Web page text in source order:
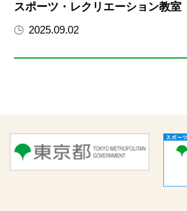
スポーツ・レクリエーション教室
2025.09.02